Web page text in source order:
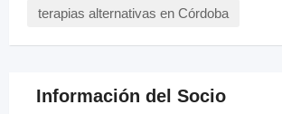
terapias alternativas en Córdoba
Información del Socio